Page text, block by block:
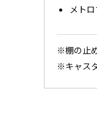
メト
※棚の止
※キャス